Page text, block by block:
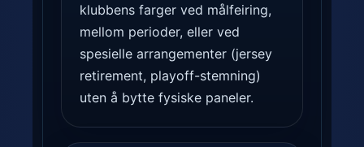
klubbens farger ved målfeiring,
mellom perioder, eller ved
spesielle arrangementer (jersey
retirement, playoff-stemning)
uten å bytte fysiske paneler.